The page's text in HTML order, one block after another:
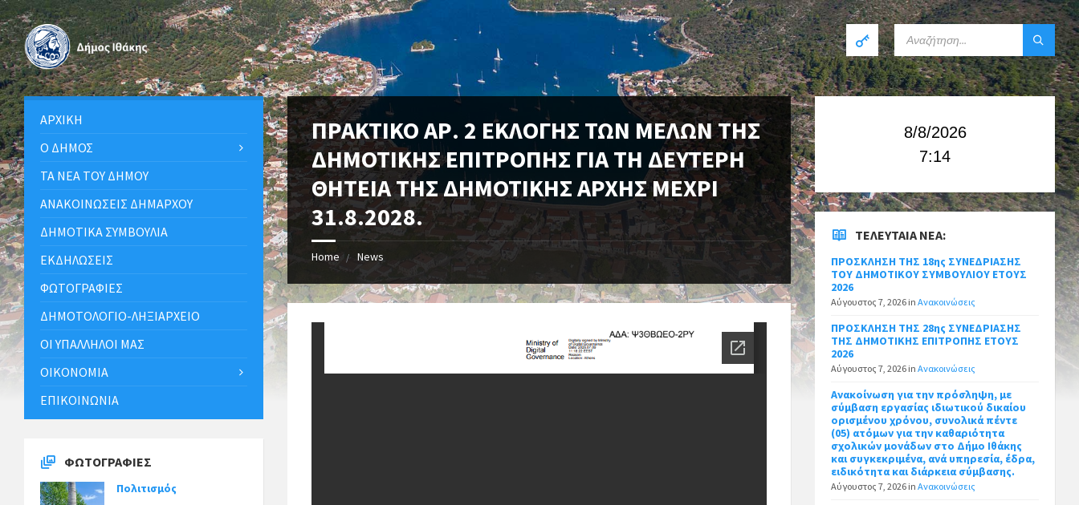
ΠΡΑΚΤΙΚΟ ΑΡ. 2 ΕΚΛΟΓΗΣ ΤΩΝ ΜΕΛΩΝ ΤΗΣ
ΔΗΜΟΤΙΚΗΣ ΕΠΙΤΡΟΠΗΣ ΓΙΑ ΤΗ ΔΕΥΤΕΡΗ
ΘΗΤΕΙΑ ΤΗΣ ΔΗΜΟΤΙΚΗΣ ΑΡΧΗΣ ΜΕΧΡΙ
31.8.2028.
Home News
ΑΡΧΙΚΉ
Ο ΔΉΜΟΣ
ΤΑ ΝΈΑ ΤΟΥ ΔΉΜΟΥ
ΑΝΑΚΟΙΝΩΣΕΙΣ ΔΗΜΑΡΧΟΥ
ΔΗΜΟΤΙΚΆ ΣΥΜΒΟΎΛΙΑ
ΕΚΔΗΛΏΣΕΙΣ
ΦΩΤΟΓΡΑΦΊΕΣ
ΔΗΜΟΤΟΛΌΓΙΟ-ΛΗΞΙΑΡΧΕΊΟ
ΟΙ ΥΠΆΛΛΗΛΟΙ ΜΑΣ
ΟΙΚΟΝΟΜΊΑ
ΕΠΙΚΟΙΝΩΝΊΑ
ΦΩΤΟΓΡΑΦΊΕΣ
Πολιτισμός
8/8/2026
7:14
ΤΕΛΕΥΤΑΊΑ ΝΈΑ:
ΠΡΟΣΚΛΗΣΗ ΤΗΣ 18ης ΣΥΝΕΔΡΙΑΣΗΣ
ΤΟΥ ΔΗΜΟΤΙΚΟΥ ΣΥΜΒΟΥΛΙΟΥ ΕΤΟΥΣ
2026
Αύγουστος 7, 2026 inΑνακοινώσεις
ΠΡΟΣΚΛΗΣΗ ΤΗΣ 28ης ΣΥΝΕΔΡΙΑΣΗΣ
ΤΗΣ ΔΗΜΟΤΙΚΗΣ ΕΠΙΤΡΟΠΗΣ ΕΤΟΥΣ
2026
Αύγουστος 7, 2026 inΑνακοινώσεις
Ανακοίνωση για την πρόσληψη, με
σύμβαση εργασίας ιδιωτικού δικαίου
ορισμένου χρόνου, συνολικά πέντε
(05) ατόμων για την καθαριότητα
σχολικών μονάδων στο Δήμο Ιθάκης
και συγκεκριμένα, ανά υπηρεσία, έδρα,
ειδικότητα και διάρκεια σύμβασης.
Αύγουστος 7, 2026 inΑνακοινώσεις